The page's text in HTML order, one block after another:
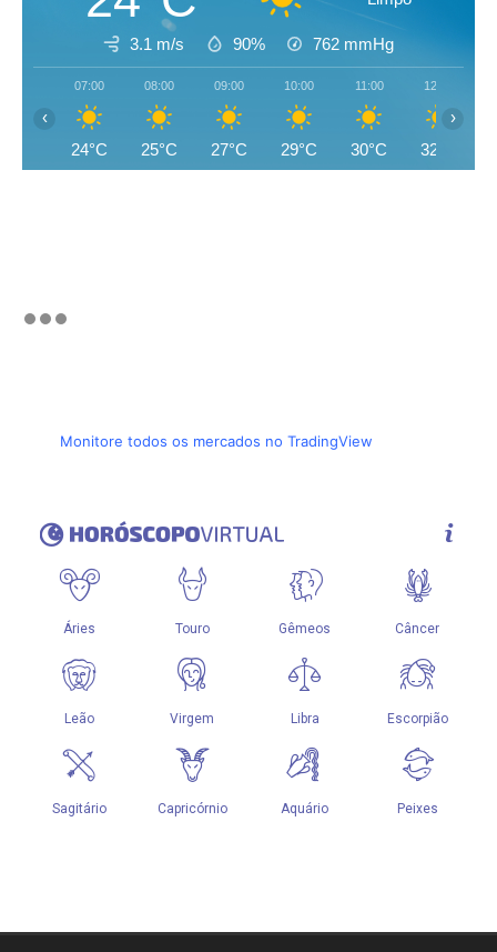
3.1 m/s 90% 762 mmHg
07:00
24°C
08:00
25°C
09:00
27°C
10:00
29°C
11:00
30°C
12:00
32°C
‹ ›
Monitore todos os mercados no TradingView